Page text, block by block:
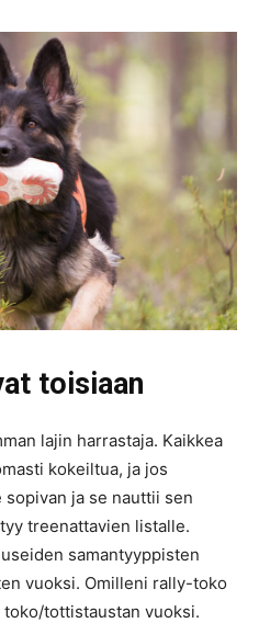
toisiaan
lajin harrastaja. Kaikkea
kokeiltua, ja jos
ja se nauttii sen
treenattavien listalle.
samantyyppisten
vuoksi. Omilleni rally-toko
tottistaustan vuoksi.